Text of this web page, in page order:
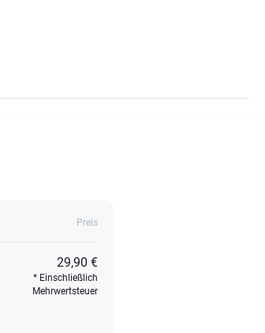
Preis
29,90 €
Einschließlich
Mehrwertsteuer